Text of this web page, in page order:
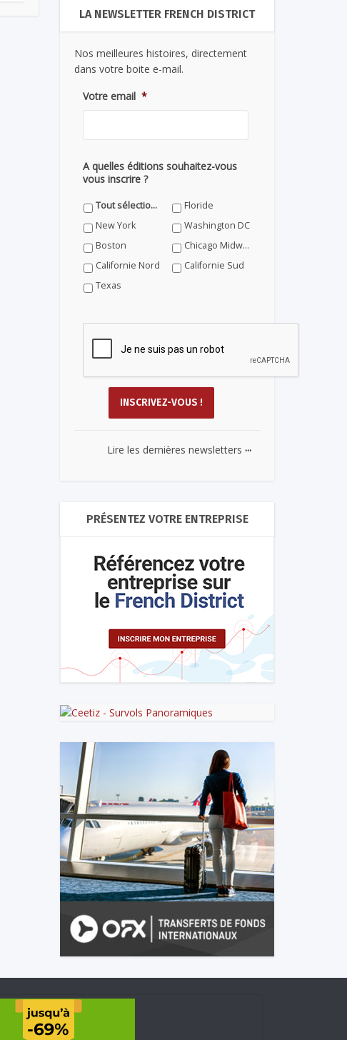
LA NEWSLETTER FRENCH DISTRICT
Nos meilleures histoires, directement
dans votre boite e-mail.
Votre email *
A quelles éditions souhaitez-vous
vous inscrire ?
Tout sélectionner
Floride
New York
Washington DC
Boston
Chicago Midwest
Californie Nord
Californie Sud
Texas
Lire les dernières newsletters ...
PRÉSENTEZ VOTRE ENTREPRISE